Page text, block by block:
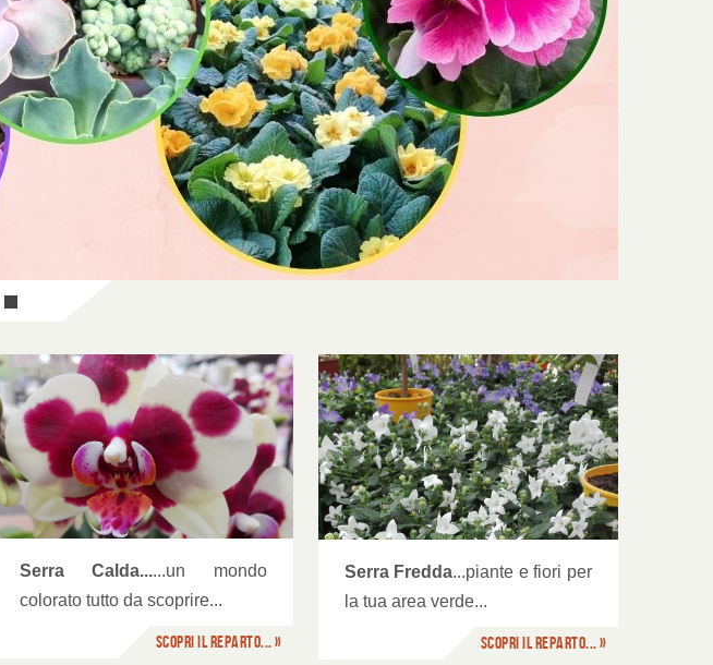
Serra Calda......un mondo
colorato tutto da scoprire...
Scopri il reparto... »
Piante e Fiori [SERRA FREDDA]
Serra Fredda...piante e fiori per
la tua area verde...
Scopri il reparto... »